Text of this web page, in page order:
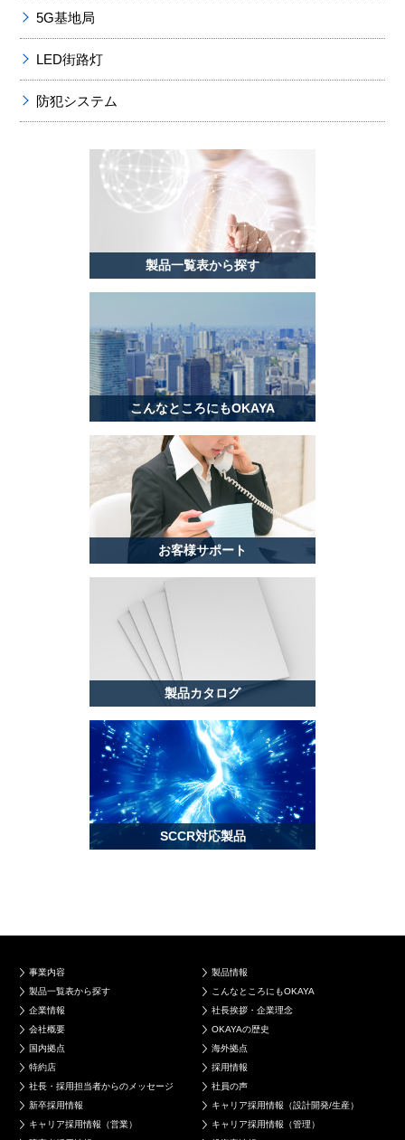
5G基地局
LED街路灯
防犯システム
製品一覧表から探す
こんなところにもOKAYA
お客様サポート
製品カタログ
SCCR対応製品
事業内容
製品情報
製品一覧表から探す
こんなところにもOKAYA
企業情報
社長挨拶・企業理念
会社概要
OKAYAの歴史
国内拠点
海外拠点
特約店
採用情報
社長・採用担当者からのメッセージ
社員の声
新卒採用情報
キャリア採用情報（設計開発/生産）
キャリア採用情報（営業）
キャリア採用情報（管理）